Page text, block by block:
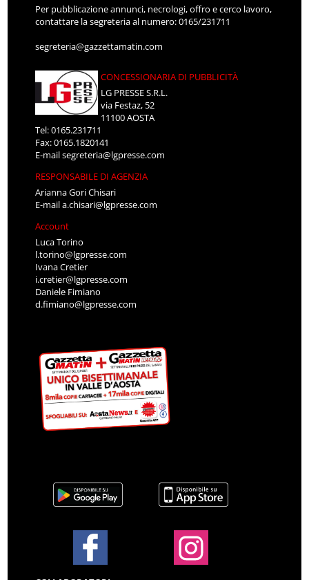
Per pubblicazione annunci, necrologi, offro e cerco lavoro,
contattare la segreteria al numero: 0165/231711
segreteria@gazzettamatin.com
CONCESSIONARIA DI PUBBLICITÀ
LG PRESSE S.R.L.
via Festaz, 52
11100 AOSTA
Tel: 0165.231711
Fax: 0165.1820141
E-mailsegreteria@lgpresse.com
RESPONSABILE DI AGENZIA
Arianna Gori Chisari
E-maila.chisari@lgpresse.com
Account
Luca Torino
l.torino@lgpresse.com
Ivana Cretier
i.cretier@lgpresse.com
Daniele Fimiano
d.fimiano@lgpresse.com